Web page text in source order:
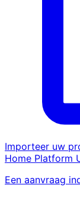
Importeer uw
Home Platform
Een aanvraag